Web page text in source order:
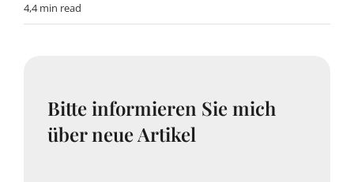
4,4 min read
Bitte informieren Sie mich
über neue Artikel